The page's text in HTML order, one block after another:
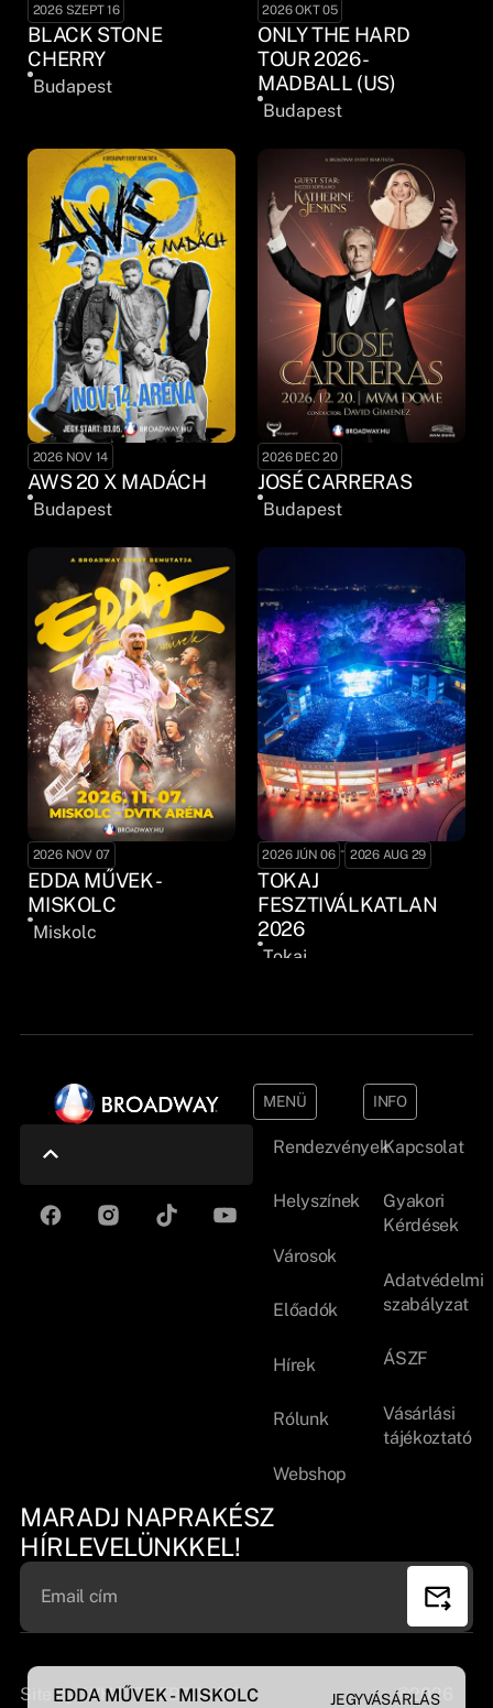
EDDA MŰVEK - MISKOLC JEGYVÁSÁRLÁS
2026 SZEPT 16
BLACK STONE
CHERRY
Budapest
2026 OKT 05
ONLY THE HARD
TOUR 2026 -
MADBALL (US)
Budapest
2026 NOV 14
AWS 20 X MADÁCH
Budapest
2026 DEC 20
JOSÉ CARRERAS
Budapest
2026 NOV 07
EDDA MŰVEK -
MISKOLC
Miskolc
2026 JÚN 06 - 2026 AUG 29
TOKAJ
FESZTIVÁLKATLAN
2026
Tokaj
MENÜ
Rendezvények
Helyszínek
Városok
Előadók
Hírek
Rólunk
Webshop
INFO
Kapcsolat
Gyakori
Kérdések
Adatvédelmi
szabályzat
ÁSZF
Vásárlási
tájékoztató
MARADJ NAPRAKÉSZ
HÍRLEVELÜNKKEL!
Site by:WHATTHEBRAND© ©2026